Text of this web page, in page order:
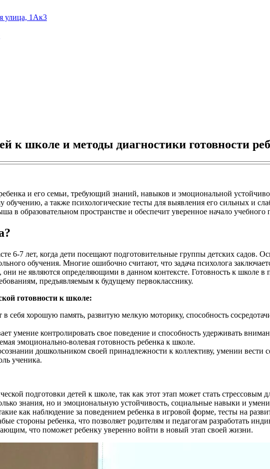
улица, 1Ак3
к школе и методы диагностики готовности
и его семьи, требующий знаний, навыков и эмоциональной
обучению, а также психологические тесты для выявления его сильных и
в образовательном пространстве и обеспечит уверенное начало учебного
6-7 лет, когда дети посещают подготовительные группы детских садов.
обучения. Многие ошибочно считают, что задача психолога
не являются определяющими в данном контексте. Готовность к школе в
предъявляемым к будущему первокласснику.
готовности к школе:
себя хорошую память, развитую мелкую моторику, способность
умение контролировать свое поведение и способность удерживать
эмоционально-волевая готовность ребенка к школе.
дошкольником своей принадлежности к коллективу, умении
ученика.
подготовки детей к школе, так как этот этап может стать
знания, но и эмоциональную устойчивость, социальные навыки и
как наблюдение за поведением ребенка в игровой форме, тесты на
стороны ребенка, что позволяет родителям и педагогам разработать
что поможет ребенку уверенно войти в новый этап своей жизни.